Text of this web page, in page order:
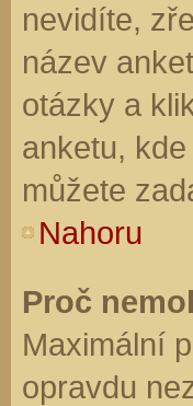
nevidíte,
název
otázky a
anketu,
můžete
Nahoru
Proč
Maximální
opravdu